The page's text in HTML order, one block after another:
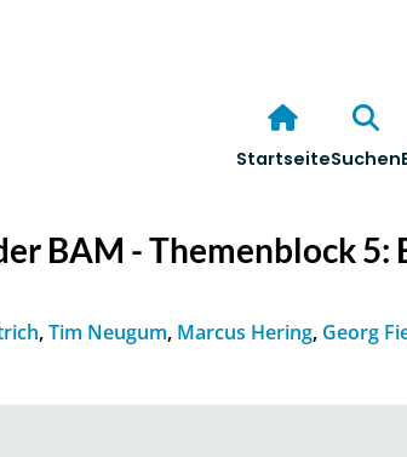
StartseiteSuchen
BAM - Themenblock 5:
,Tim Neugum, Marcus Hering, Georg